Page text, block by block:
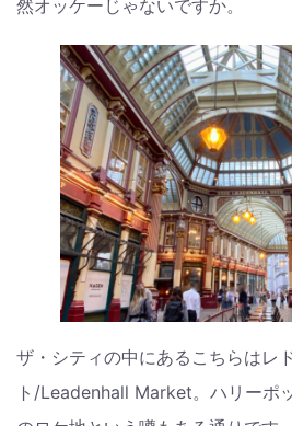
然オッケーじゃないですか。
ザ・シティの中にあるこちらはレ
ト/Leadenhall Market。ハリーポ